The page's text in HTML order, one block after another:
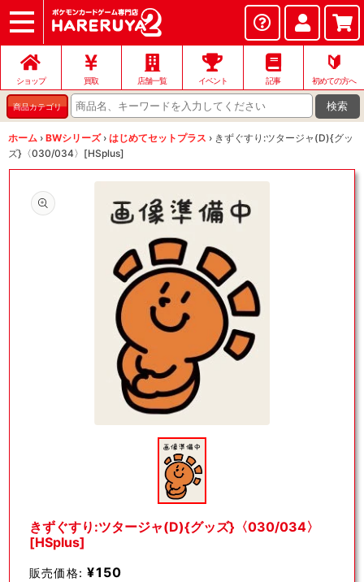
ショップ
店頭買取
ネット買取
店舗一覧
イベント
お問い合わせ
ショップ 買取 店舗一覧 イベント 記事
🔰
初めての方へ
商品カテゴリ 検索
ホーム › BWシリーズ › はじめてセットプラス › きずぐすり:ツタージャ(D){グッ
ズ}〈030/034〉[HSplus]
ア
を
きずぐすり:ツタージャ(D){グッズ}〈030/034〉
[HSplus]
販売価格: ¥150